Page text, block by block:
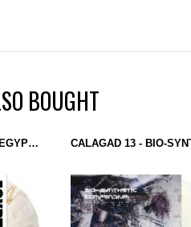
BOUGHT
EGYPTIAN LOVER - EGYPT, EGYPT / GIRLS (EGYPTIAN EMPIRE) 12" CREAM WHITE